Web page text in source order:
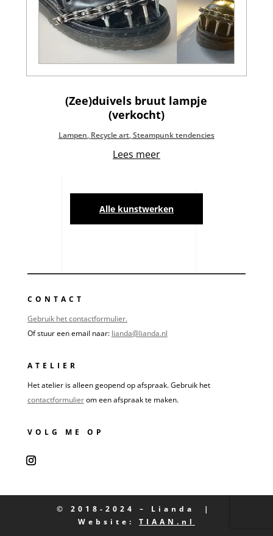
(Zee)duivels bruut lampje
(verkocht)
Lampen, Recycle art,Steampunk tendencies
Lees meer
Alle kunstwerken
CONTACT
Gebruik het contactformulier.
Of stuur een email naar: lianda@lianda.nl
ATELIER
Het atelier is alleen geopend op afspraak. Gebruik het
contactformulierom een afspraak te maken.
VOLG ME OP
© 2018-2024 – Lianda |
Website: TIAAN.nl